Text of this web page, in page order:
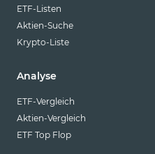
ETF-Listen
Aktien-Suche
Krypto-Liste
Analyse
ETF-Vergleich
Aktien-Vergleich
ETF Top Flop